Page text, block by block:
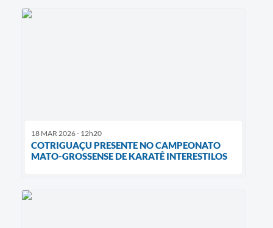
18 MAR 2026 - 12h20
COTRIGUAÇU PRESENTE NO CAMPEONATO
MATO-GROSSENSE DE KARATÊ INTERESTILOS